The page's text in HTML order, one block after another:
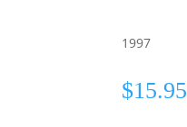
1997
$15.95